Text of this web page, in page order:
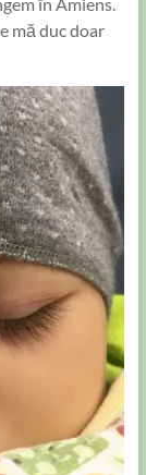
mă duc doar